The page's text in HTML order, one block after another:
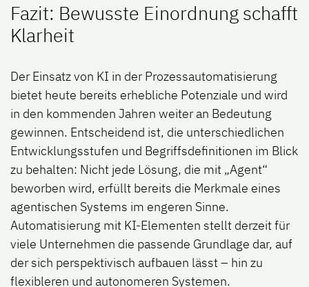
Fazit: Bewusste Einordnung schafft
Klarheit
Der Einsatz von KI in der Prozessautomatisierung
bietet heute bereits erhebliche Potenziale und wird
in den kommenden Jahren weiter an Bedeutung
gewinnen. Entscheidend ist, die unterschiedlichen
Entwicklungsstufen und Begriffsdefinitionen im Blick
zu behalten: Nicht jede Lösung, die mit „Agent“
beworben wird, erfüllt bereits die Merkmale eines
agentischen Systems im engeren Sinne.
Automatisierung mit KI-Elementen stellt derzeit für
viele Unternehmen die passende Grundlage dar, auf
der sich perspektivisch aufbauen lässt – hin zu
flexibleren und autonomeren Systemen.